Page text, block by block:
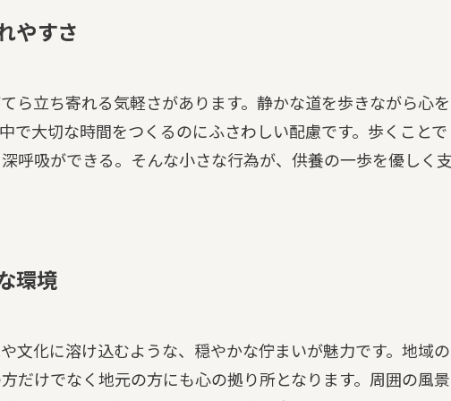
やすさ
ら立ち寄れる気軽さがあります。静かな道を歩きながら心を
で大切な時間をつくるのにふさわしい配慮です。歩くことで
呼吸ができる。そんな小さな行為が、供養の一歩を優しく
環境
文化に溶け込むような、穏やかな佇まいが魅力です。地域の
だけでなく地元の方にも心の拠り所となります。周囲の風景